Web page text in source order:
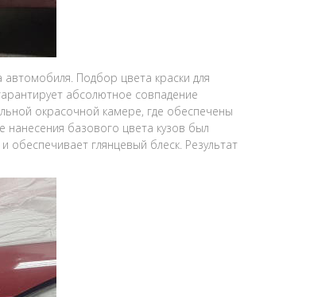
Подбор цвета краски для
абсолютное совпадение
окрасочной камере, где обеспечены
нанесения базового цвета кузов был
глянцевый блеск. Результат